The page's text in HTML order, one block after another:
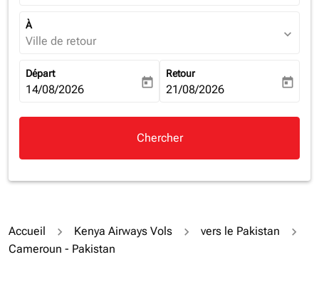
À
Ville de retour expand_more
Départ
fc-booking-departure-date-aria-label
14/08/2026 today
Retour
fc-booking-return-date-aria-
21/08/2026 today
Chercher
Accueil Kenya Airways Vols
vers le Pakistan
Cameroun - Pakistan